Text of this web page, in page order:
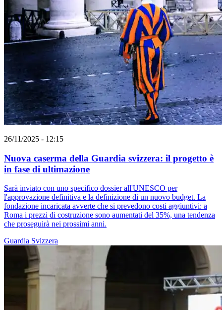
26/11/2025 - 12:15
Nuova caserma della Guardia svizzera: il progetto è
in fase di ultimazione
Sarà inviato con uno specifico dossier all'UNESCO per
l'approvazione definitiva e la definizione di un nuovo budget. La
fondazione incaricata avverte che si prevedono costi aggiuntivi: a
Roma i prezzi di costruzione sono aumentati del 35%, una tendenza
che proseguirà nei prossimi anni.
Guardia Svizzera